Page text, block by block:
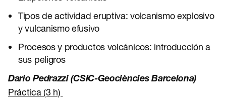
Tipos de actividad eruptiva: volcanismo explosivo
y vulcanismo efusivo
Procesos y productos volcánicos: introducción a
sus peligros
Dario Pedrazzi (CSIC-Geociències Barcelona)
Práctica (3 h)